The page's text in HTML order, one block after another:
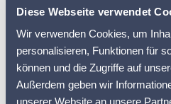
Diese Webseite verwendet
Wir verwenden Cookies, um
personalisieren, Funktionen für
können und die Zugriffe auf
Außerdem geben wir
unserer Website an unsere
Genossenschaftliche
investieren in barto